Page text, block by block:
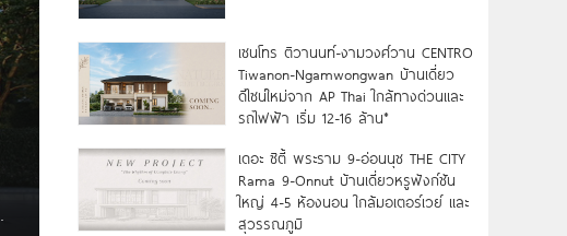
เซนโทร ติวานนท์-งามวงศ์วาน CENTRO
Tiwanon-Ngamwongwan บ้านเดี่ยว
ดีไซน์ใหม่จาก AP Thai ใกล้ทางด่วนและ
รถไฟฟ้า เริ่ม 12-16 ล้าน*
เดอะ ซิตี้ พระราม 9-อ่อนนุช THE CITY
Rama 9-Onnut บ้านเดี่ยวหรูฟังก์ชัน
ใหญ่ 4-5 ห้องนอน ใกล้มอเตอร์เวย์ และ
สุวรรณภูมิ